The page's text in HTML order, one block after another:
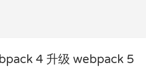
4 升级 webpack 5